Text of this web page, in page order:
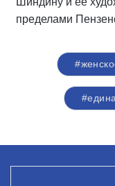
пределами